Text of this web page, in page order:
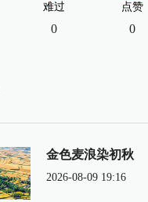
难过
0
点赞
0
金色麦浪染初秋
2026-08-09 19:16